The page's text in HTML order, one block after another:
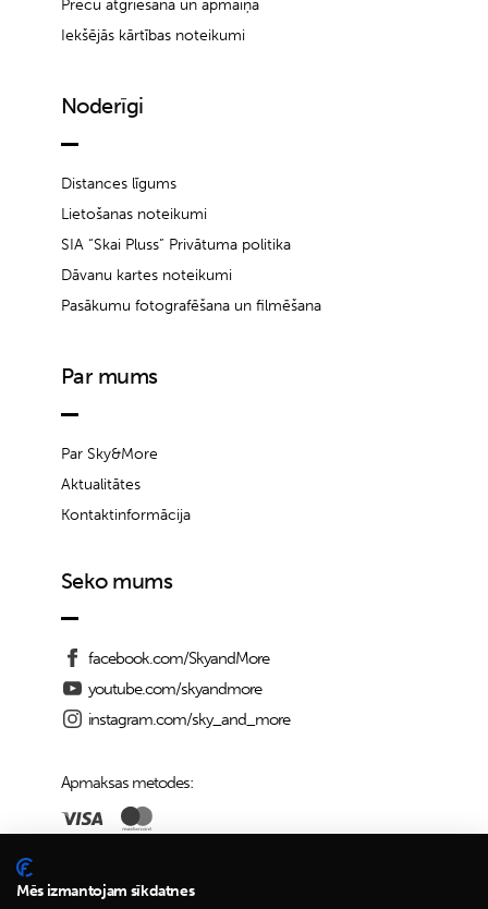
Preču atgriešana un apmaiņa
Iekšējās kārtības noteikumi
Noderīgi
Distances līgums
Lietošanas noteikumi
SIA “Skai Pluss” Privātuma politika
Dāvanu kartes noteikumi
Pasākumu fotografēšana un filmēšana
Par mums
Par Sky&More
Aktualitātes
Kontaktinformācija
Seko mums
facebook.com/SkyandMore
youtube.com/skyandmore
instagram.com/sky_and_more
Apmaksas metodes:
Piegādes iespējas:
Mēs izmantojam sīkdatnes